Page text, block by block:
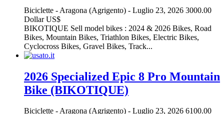
Biciclette - Aragona (Agrigento) - Luglio 23, 2026 3000.00
Dollar US$
BIKOTIQUE Sell model bikes : 2024 & 2026 Bikes, Road
Bikes, Mountain Bikes, Triathlon Bikes, Electric Bikes,
Cyclocross Bikes, Gravel Bikes, Track...
2026 Specialized Epic 8 Pro Mountain
Bike (BIKOTIQUE)
Biciclette -Aragona (Agrigento) - Luglio 23, 2026 6100.00